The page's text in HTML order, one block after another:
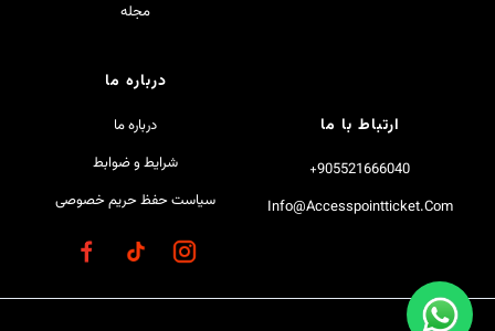
مجله
ارتباط با ما
905521666040+
Info@accesspointticket.com
درباره ما
درباره ما
شرایط و ضوابط
سیاست حفظ حریم خصوصی